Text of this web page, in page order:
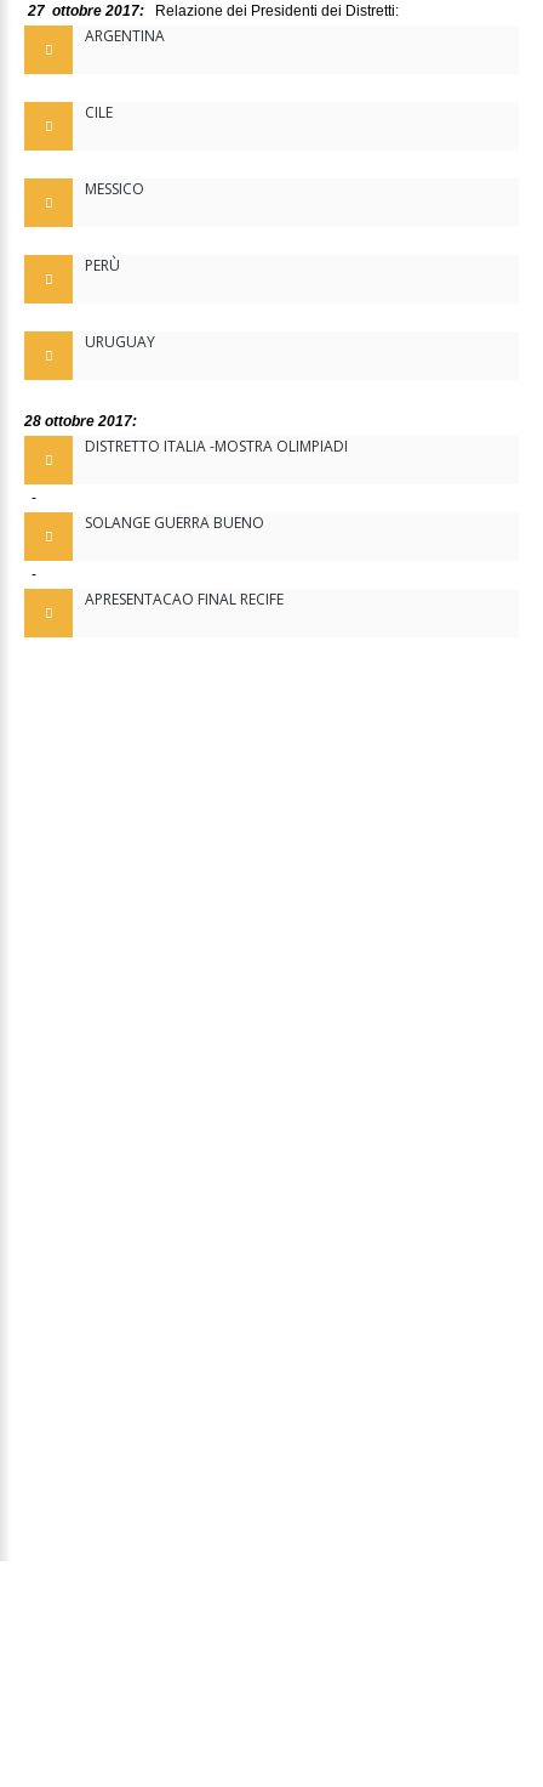
27 ottobre 2017: Relazione dei Presidenti dei Distretti:
ARGENTINA
CILE
MESSICO
PERÙ
URUGUAY
28 ottobre 2017:
DISTRETTO ITALIA -MOSTRA OLIMPIADI
-
SOLANGE GUERRA BUENO
-
APRESENTACAO FINAL RECIFE